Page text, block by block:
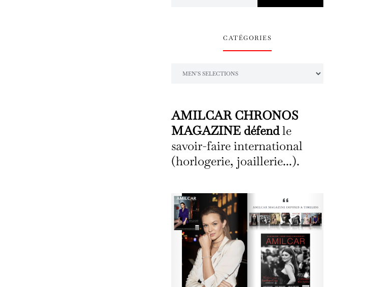
CATÉGORIES
AMILCAR CHRONOS
MAGAZINE défendle
savoir-faire international
(horlogerie, joaillerie...).